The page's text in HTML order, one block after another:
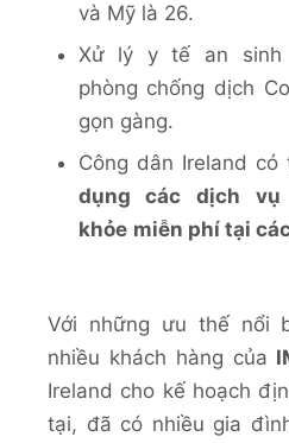
và Mỹ là 26.
Xử lý y tế an sinh
phòng chống dịch
gọn gàng.
Công dân Ireland
dụng các dịch
khỏe miễn phí tại
Với những ưu thế nổi
nhiều khách hàng của
Ireland cho kế hoạch
tại, đã có nhiều gia